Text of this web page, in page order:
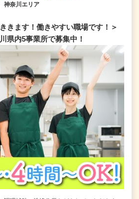
奈川エリア
きます！働きやすい職場です！＞
県内5事業所で募集中！